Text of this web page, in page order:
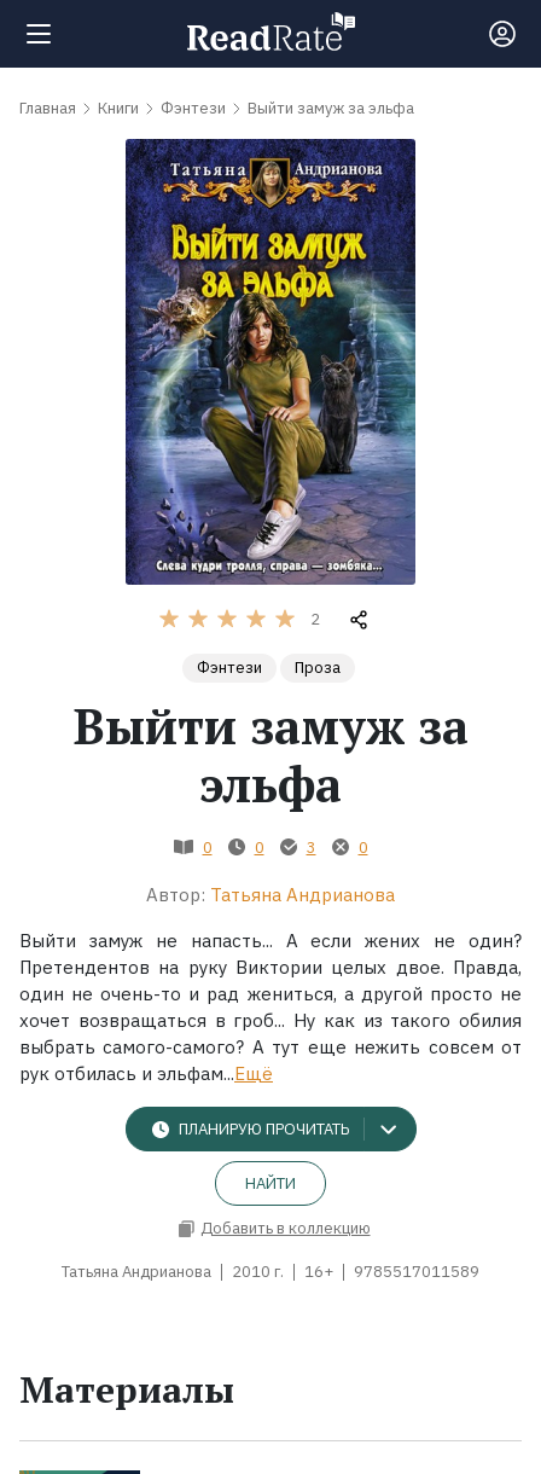
Поиск
Рейтинги
обсуждаемые
Экранизации
Главная Книги Фэнтези Выйти замуж за эльфа
2
Фэнтези Проза
Выйти замуж за
эльфа
0 0 3 0
Автор: Татьяна Андрианова
Выйти замуж не напасть... А если жених не один?
Претендентов на руку Виктории целых двое. Правда,
один не очень-то и рад жениться, а другой просто не
хочет возвращаться в гроб... Ну как из такого обилия
выбрать самого-самого? А тут еще нежить совсем от
рук отбилась и эльфам...Ещё
ПЛАНИРУЮ ПРОЧИТАТЬ
НАЙТИ
Добавить в коллекцию
Татьяна Андрианова 2010 г. 16+ 9785517011589
Материалы